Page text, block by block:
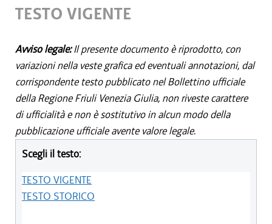
TESTO VIGENTE
Avviso legale:Il presente documento è riprodotto, con
variazioni nella veste grafica ed eventuali annotazioni, dal
corrispondente testo pubblicato nel Bollettino ufficiale
della Regione Friuli Venezia Giulia, non riveste carattere
di ufficialità e non è sostitutivo in alcun modo della
pubblicazione ufficiale avente valore legale.
Scegli il testo:
TESTO VIGENTE
TESTO STORICO